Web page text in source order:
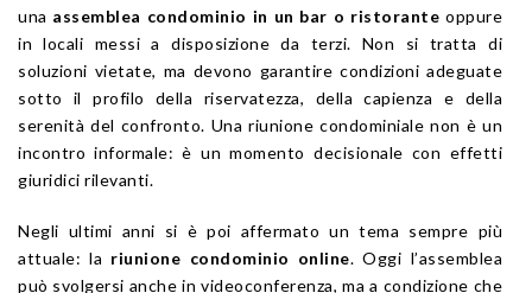
una assemblea condominio in un bar o ristorante oppure
in locali messi a disposizione da terzi. Non si tratta di
soluzioni vietate, ma devono garantire condizioni adeguate
sotto il profilo della riservatezza, della capienza e della
serenità del confronto. Una riunione condominiale non è un
incontro informale: è un momento decisionale con effetti
giuridici rilevanti.
Negli ultimi anni si è poi affermato un tema sempre più
attuale: la riunione condominio online. Oggi l’assemblea
può svolgersi anche in videoconferenza, ma a condizione che